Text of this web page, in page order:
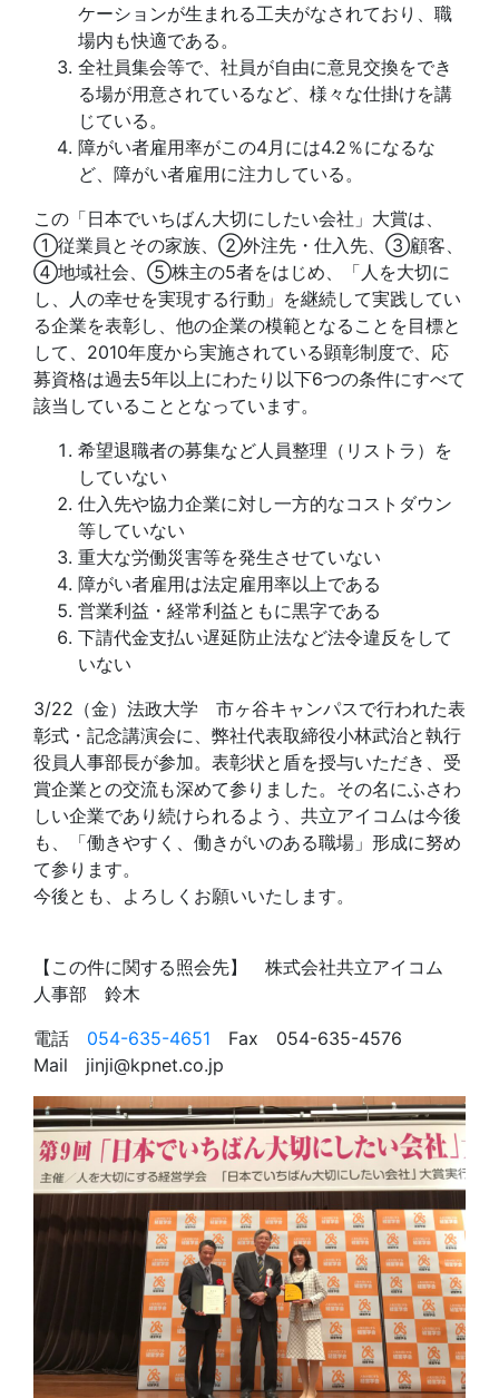
ケーションが生まれる工夫がなされており、職
場内も快適である。
全社員集会等で、社員が自由に意見交換をでき
る場が用意されているなど、様々な仕掛けを講
じている。
障がい者雇用率がこの4月には4.2％になるな
ど、障がい者雇用に注力している。
この「日本でいちばん大切にしたい会社」大賞は、
①従業員とその家族、②外注先・仕入先、③顧客、
④地域社会、⑤株主の5者をはじめ、「人を大切に
し、人の幸せを実現する行動」を継続して実践してい
る企業を表彰し、他の企業の模範となることを目標と
して、2010年度から実施されている顕彰制度で、応
募資格は過去5年以上にわたり以下6つの条件にすべて
該当していることとなっています。
希望退職者の募集など人員整理（リストラ）を
していない
仕入先や協力企業に対し一方的なコストダウン
等していない
重大な労働災害等を発生させていない
障がい者雇用は法定雇用率以上である
営業利益・経常利益ともに黒字である
下請代金支払い遅延防止法など法令違反をして
いない
3/22（金）法政大学 市ヶ谷キャンパスで行われた表
彰式・記念講演会に、弊社代表取締役小林武治と執行
役員人事部長が参加。表彰状と盾を授与いただき、受
賞企業との交流も深めて参りました。その名にふさわ
しい企業であり続けられるよう、共立アイコムは今後
も、「働きやすく、働きがいのある職場」形成に努め
て参ります。
今後とも、よろしくお願いいたします。
【この件に関する照会先】 株式会社共立アイコム
人事部 鈴木
電話 054-635-4651 Fax 054-635-4576
Mail jinji@kpnet.co.jp